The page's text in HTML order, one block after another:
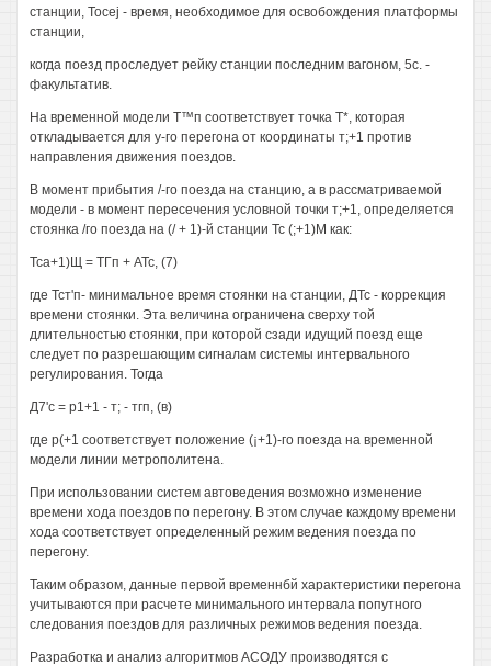
станции, Tocej - время, необходимое для освобождения платформы
станции,
когда поезд проследует рейку станции последним вагоном, 5с. -
факультатив.
На временной модели Т™п соответствует точка Т*, которая
откладывается для у-го перегона от координаты т;+1 против
направления движения поездов.
В момент прибытия /-го поезда на станцию, а в рассматриваемой
модели - в момент пересечения условной точки т;+1, определяется
стоянка /го поезда на (/ + 1)-й станции Тс (;+1)М как:
Тса+1)Щ = ТГп + АТс, (7)
где Тст'п- минимальное время стоянки на станции, ДТс - коррекция
времени стоянки. Эта величина ограничена сверху той
длительностью стоянки, при которой сзади идущий поезд еще
следует по разрешающим сигналам системы интервального
регулирования. Тогда
Д7'с = р1+1 - т; - тгп, (в)
где р(+1 соответствует положение (¡+1)-го поезда на временной
модели линии метрополитена.
При использовании систем автоведения возможно изменение
времени хода поездов по перегону. В этом случае каждому времени
хода соответствует определенный режим ведения поезда по
перегону.
Таким образом, данные первой временнбй характеристики перегона
учитываются при расчете минимального интервала попутного
следования поездов для различных режимов ведения поезда.
Разработка и анализ алгоритмов АСОДУ производятся с